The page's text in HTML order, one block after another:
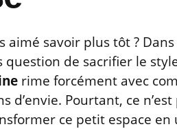
aimé savoir plus tôt ?
de sacrifier le
rime forcément avec
d’envie. Pourtant, ce
ce petit espace